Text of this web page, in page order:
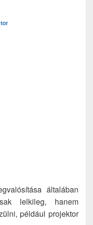
általában
lelkileg, hanem
például projektor